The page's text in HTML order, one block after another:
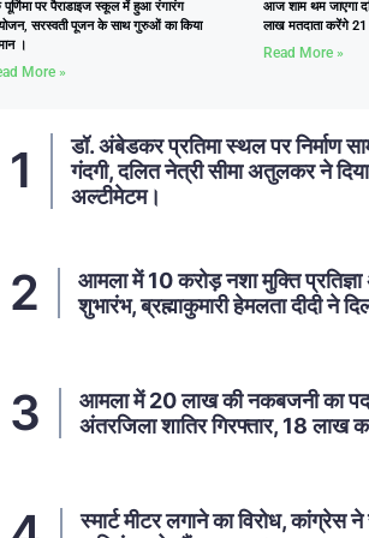
पर पैराडाइज स्कूल में हुआ रंगारंग
सरस्वती पूजन के साथ गुरुओं का किया
।
More »
आज शाम थम जाएगा
लाख मतदाता करेंगे 21
Read More »
डॉ. अंबेडकर प्रतिमा स्थल पर निर्माण
गंदगी, दलित नेत्री सीमा अतुलकर ने
अल्टीमेटम।
आमला में 10 करोड़ नशा मुक्ति प्रतिज्ञा
शुभारंभ, ब्रह्माकुमारी हेमलता दीदी ने
आमला में 20 लाख की नकबजनी का
अंतरजिला शातिर गिरफ्तार, 18 लाख
स्मार्ट मीटर लगाने का विरोध, कांग्रेस